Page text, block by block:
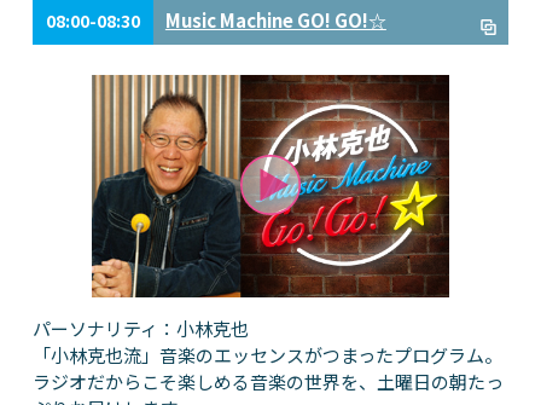
08:00-08:30 Music Machine GO! GO!☆
パーソナリティ：小林克也
「小林克也流」音楽のエッセンスがつまったプログラム。
ラジオだからこそ楽しめる音楽の世界を、土曜日の朝たっ